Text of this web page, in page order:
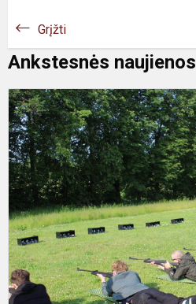
Grįžti
Ankstesnės naujienos